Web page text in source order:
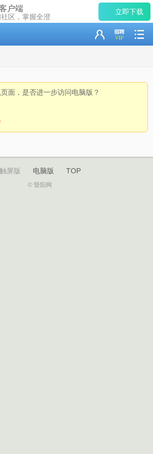
户端
区，掌握全澄
立即下载
面，是否进一步访问电脑版？
触屏版 电脑版 TOP
© 暨阳网